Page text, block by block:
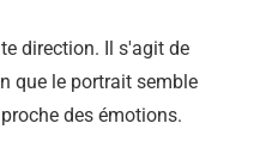
direction. Il s'agit de
que le portrait semble
des émotions.